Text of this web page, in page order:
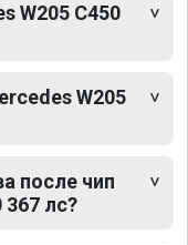
W205 C450
W205
после чип
367 лс?